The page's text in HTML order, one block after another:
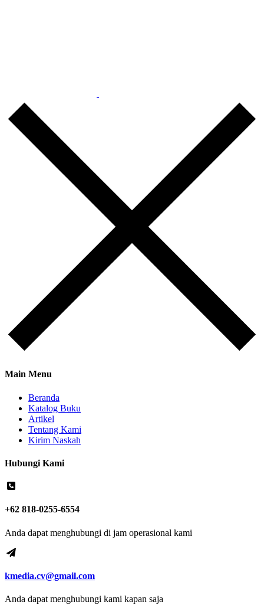
Main Menu
Beranda
Katalog Buku
Artikel
Tentang Kami
Kirim Naskah
Hubungi Kami
+62 818-0255-6554
Anda dapat menghubungi di jam operasional kami
kmedia.cv@gmail.com
Anda dapat menghubungi kami kapan saja